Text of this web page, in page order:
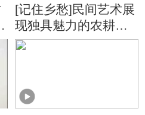
[记住乡愁]民间艺术展
现独具魅力的农耕文
化盛世